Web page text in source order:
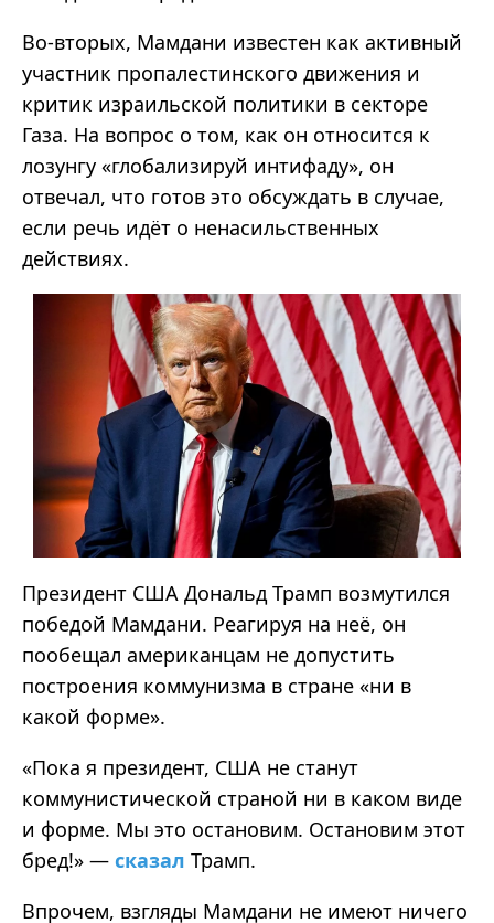
Во-вторых, Мамдани известен как активный
участник пропалестинского движения и
критик израильской политики в секторе
Газа. На вопрос о том, как он относится к
лозунгу «глобализируй интифаду», он
отвечал, что готов это обсуждать в случае,
если речь идёт о ненасильственных
действиях.
Президент США Дональд Трамп возмутился
победой Мамдани. Реагируя на неё, он
пообещал американцам не допустить
построения коммунизма в стране «ни в
какой форме».
«Пока я президент, США не станут
коммунистической страной ни в каком виде
и форме. Мы это остановим. Остановим этот
бред!» — сказал Трамп.
Впрочем, взгляды Мамдани не имеют ничего